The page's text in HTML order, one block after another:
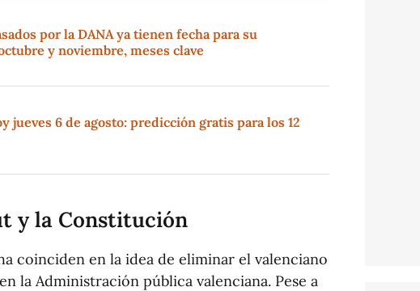
por la DANA ya tienen fecha para su
y noviembre, meses clave
jueves 6 de agosto: predicción gratis para los 12
y la Constitución
coinciden en la idea de eliminar el valenciano
la Administración pública valenciana. Pese a